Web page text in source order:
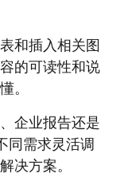
和插入相关图
的可读性和说
。
企业报告还是
同需求灵活调
决方案。